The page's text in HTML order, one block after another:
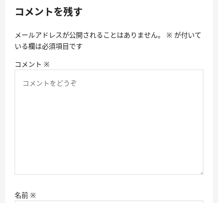
コメントを残す
メールアドレスが公開されることはありません。 ※ が付いて
いる欄は必須項目です
コメント ※
名前 ※